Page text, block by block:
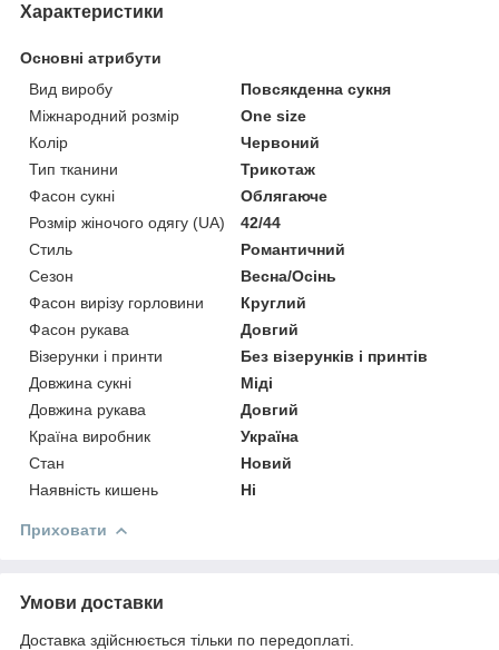
Характеристики
Основні атрибути
Вид виробу
Повсякденна сукня
Міжнародний розмір
One size
Колір
Червоний
Тип тканини
Трикотаж
Фасон сукні
Облягаюче
Розмір жіночого одягу (UA)
42/44
Стиль
Романтичний
Сезон
Весна/Осінь
Фасон вирізу горловини
Круглий
Фасон рукава
Довгий
Візерунки і принти
Без візерунків і принтів
Довжина сукні
Міді
Довжина рукава
Довгий
Країна виробник
Україна
Стан
Новий
Наявність кишень
Ні
Приховати
Умови доставки
Доставка здійснюється тільки по передоплаті.